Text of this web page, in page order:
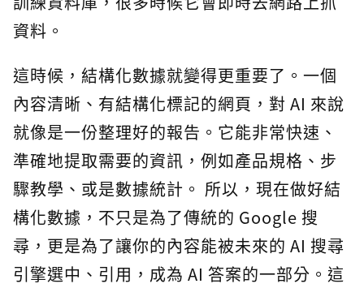
資料。
這時候，結構化數據就變得更重要了。一個
內容清晰、有結構化標記的網頁，對 AI 來說
就像是一份整理好的報告。它能非常快速、
準確地提取需要的資訊，例如產品規格、步
驟教學、或是數據統計。 所以，現在做好結
構化數據，不只是為了傳統的 Google 搜
尋，更是為了讓你的內容能被未來的 AI 搜尋
引擎選中、引用，成為 AI 答案的一部分。這